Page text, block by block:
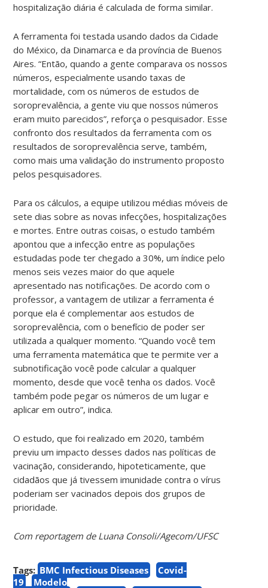
hospitalização diária é calculada de forma similar.
A ferramenta foi testada usando dados da Cidade
do México, da Dinamarca e da província de Buenos
Aires. “Então, quando a gente comparava os nossos
números, especialmente usando taxas de
mortalidade, com os números de estudos de
soroprevalência, a gente viu que nossos números
eram muito parecidos”, reforça o pesquisador. Esse
confronto dos resultados da ferramenta com os
resultados de soroprevalência serve, também,
como mais uma validação do instrumento proposto
pelos pesquisadores.
Para os cálculos, a equipe utilizou médias móveis de
sete dias sobre as novas infecções, hospitalizações
e mortes. Entre outras coisas, o estudo também
apontou que a infecção entre as populações
estudadas pode ter chegado a 30%, um índice pelo
menos seis vezes maior do que aquele
apresentado nas notificações. De acordo com o
professor, a vantagem de utilizar a ferramenta é
porque ela é complementar aos estudos de
soroprevalência, com o benefício de poder ser
utilizada a qualquer momento. “Quando você tem
uma ferramenta matemática que te permite ver a
subnotificação você pode calcular a qualquer
momento, desde que você tenha os dados. Você
também pode pegar os números de um lugar e
aplicar em outro”, indica.
O estudo, que foi realizado em 2020, também
previu um impacto desses dados nas políticas de
vacinação, considerando, hipoteticamente, que
cidadãos que já tivessem imunidade contra o vírus
poderiam ser vacinados depois dos grupos de
prioridade.
Com reportagem de Luana Consoli/Agecom/UFSC
Tags: BMC Infectious Diseases
Covid-
19
Modelo